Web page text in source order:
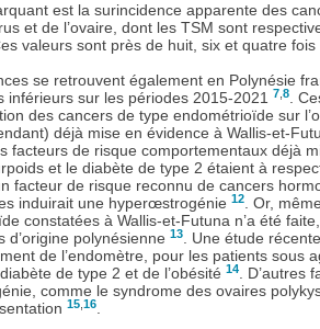
est la surincidence apparente des
et de l’ovaire, dont les TSM sont
valeurs sont près de huit, six et quatre
se retrouvent également en Polynésie
inférieurs sur les périodes 2015-2021 7 8
.
des cancers de type endométrioïde sur
déjà mise en évidence à Wallis-et-
facteurs de risque comportementaux déjà
et le diabète de type 2 étaient à
facteur de risque reconnu de cancers
induirait une hyperœstrogénie 12
. Or,
constatées à Wallis-et-Futuna n’a été
d’origine polynésienne 13
. Une étude
de l’endomètre, pour les patients sous
de type 2 et de l’obésité 14
.
comme le syndrome des ovaires
15 16